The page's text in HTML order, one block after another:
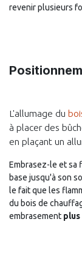
revenir plusieurs
L'allumage du
à placer des
en plaçant un
Embrasez-le et sa
base jusqu'à son
le fait que les
du bois de
embrasement